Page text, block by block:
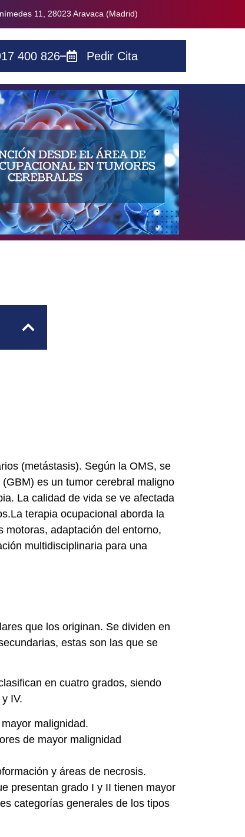
11, 28023 Aravaca (Madrid)
400 826 Pedir Cita
(metástasis). Según la OMS, se
es un tumor cerebral maligno
La calidad de vida se ve afectada
terapia ocupacional aborda la
motoras, adaptación del entorno,
multidisciplinaria para una
que los originan. Se dividen en
estas son las que se
en cuatro grados, siendo
IV.
malignidad.
de mayor malignidad
y áreas de necrosis.
presentan grado I y II tienen mayor
categorías generales de los tipos